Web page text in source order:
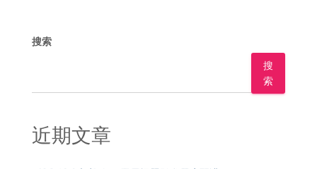
搜索
搜
索
近期文章